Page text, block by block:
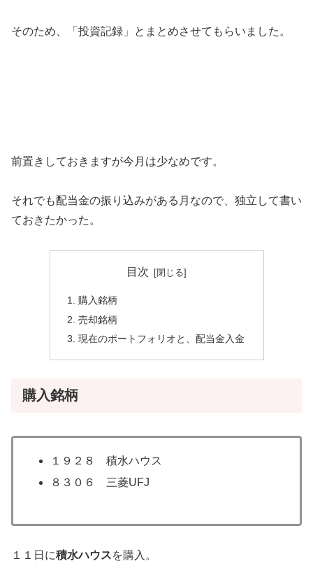
そのため、「投資記録」とまとめさせてもらいました。
前置きしておきますが今月は少なめです。
それでも配当金の振り込みがある月なので、独立して書い
ておきたかった。
目次
購入銘柄
売却銘柄
現在のポートフォリオと、配当金入金
購入銘柄
１９２８ 積水ハウス
８３０６ 三菱UFJ
１１日に積水ハウスを購入。